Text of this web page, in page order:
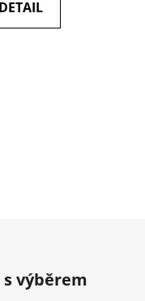
DETAIL
výběrem